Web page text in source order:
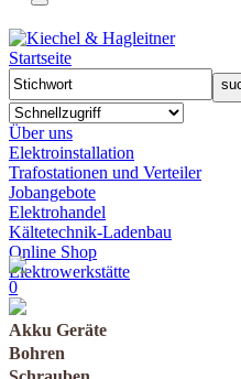
Startseite
Über uns
Elektroinstallation
Trafostationen und Verteiler
Jobangebote
Elektrohandel
Kältetechnik-Ladenbau
Online Shop
Elektrowerkstätte
0
Akku Geräte
Bohren